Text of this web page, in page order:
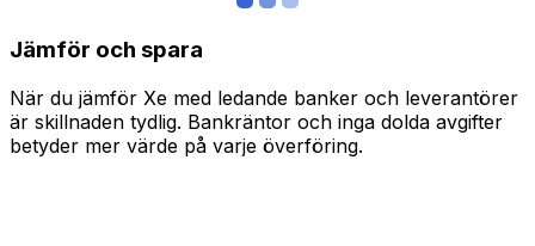
Jämför och spara
När du jämför Xe med ledande banker och leverantörer
är skillnaden tydlig. Bankräntor och inga dolda avgifter
betyder mer värde på varje överföring.